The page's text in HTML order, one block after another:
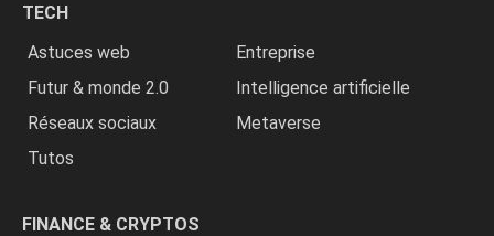
TECH
Astuces web
Entreprise
Futur & monde 2.0
Intelligence artificielle
Réseaux sociaux
Metaverse
Tutos
FINANCE & CRYPTOS